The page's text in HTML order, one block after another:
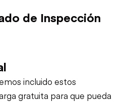
de Inspección
incluido estos
gratuita para que pueda